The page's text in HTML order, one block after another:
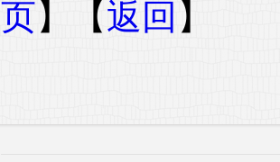
页】【返回 】